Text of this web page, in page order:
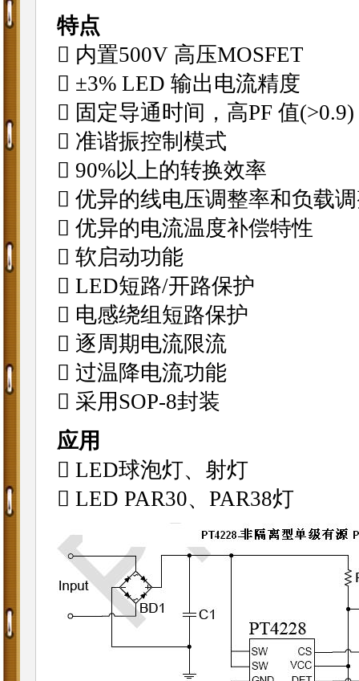
特点
 内置500V 高压MOSFET
 ±3% LED 输出电流精度
 固定导通时间，高PF 值(>0.9)
 准谐振控制模式
 90%以上的转换效率
 优异的线电压调整率和负载
 优异的电流温度补偿特性
 软启动功能
 LED短路/开路保护
 电感绕组短路保护
 逐周期电流限流
 过温降电流功能
 采用SOP-8封装
应用
 LED球泡灯、射灯
 LED PAR30、PAR38灯